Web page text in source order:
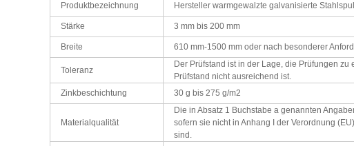
Produktbezeichnung Hersteller warmgewalzte galvanisierte
Stärke 3 mm bis 200 mm
Breite 610 mm-1500 mm oder nach besonderer
Toleranz
Der Prüfstand ist in der Lage, die Prüfungen zu
Prüfstand nicht ausreichend ist.
Zinkbeschichtung
30 g bis 275 g/m2
Materialqualität
Die in Absatz 1 Buchstabe a genannten
sofern sie nicht in Anhang I der Verordnung
sind.